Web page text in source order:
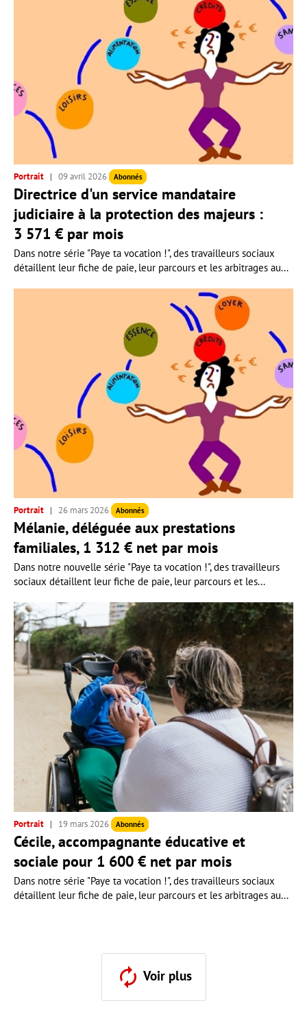
Portrait 09 avril 2026 Abonnés
Directrice d'un service mandataire
judiciaire à la protection des majeurs :
3 571 € par mois
Dans notre série "Paye ta vocation !", des travailleurs sociaux
détaillent leur fiche de paie, leur parcours et les arbitrages au...
Portrait 26 mars 2026 Abonnés
Mélanie, déléguée aux prestations
familiales, 1 312 € net par mois
Dans notre nouvelle série "Paye ta vocation !", des travailleurs
sociaux détaillent leur fiche de paie, leur parcours et les...
Portrait 19 mars 2026 Abonnés
Cécile, accompagnante éducative et
sociale pour 1 600 € net par mois
Dans notre série "Paye ta vocation !", des travailleurs sociaux
détaillent leur fiche de paie, leur parcours et les arbitrages au...
Voir plus